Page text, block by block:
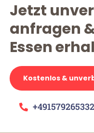
Jetzt
anfragen
Essen
Kostenlos &